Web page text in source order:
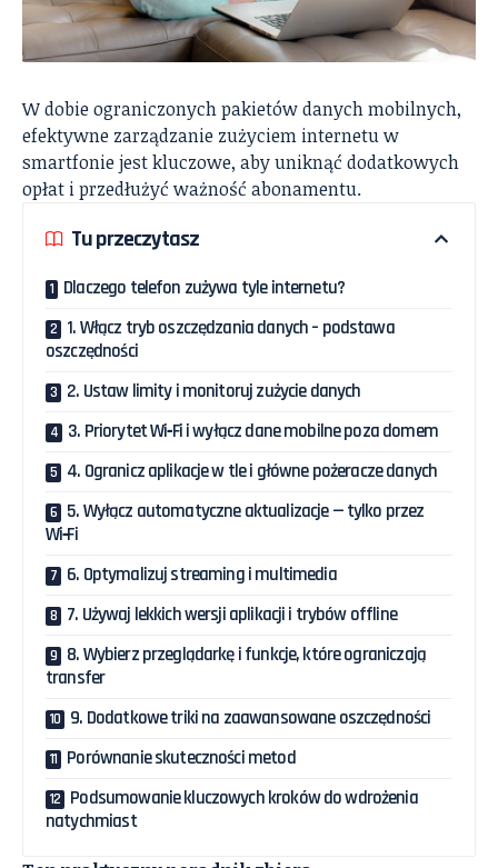
W dobie ograniczonych pakietów danych mobilnych,
efektywne zarządzanie zużyciem internetu w
smartfonie jest kluczowe, aby uniknąć dodatkowych
opłat i przedłużyć ważność abonamentu.
Tu przeczytasz
Dlaczego telefon zużywa tyle internetu?
1. Włącz tryb oszczędzania danych – podstawa
oszczędności
2. Ustaw limity i monitoruj zużycie danych
3. Priorytet Wi‑Fi i wyłącz dane mobilne poza domem
4. Ogranicz aplikacje w tle i główne pożeracze danych
5. Wyłącz automatyczne aktualizacje — tylko przez
Wi‑Fi
6. Optymalizuj streaming i multimedia
7. Używaj lekkich wersji aplikacji i trybów offline
8. Wybierz przeglądarkę i funkcje, które ograniczają
transfer
9. Dodatkowe triki na zaawansowane oszczędności
Porównanie skuteczności metod
Podsumowanie kluczowych kroków do wdrożenia
natychmiast